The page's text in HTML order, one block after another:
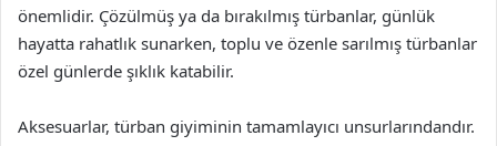
önemlidir. Çözülmüş ya da bırakılmış türbanlar, günlük
hayatta rahatlık sunarken, toplu ve özenle sarılmış türbanlar
özel günlerde şıklık katabilir.
Aksesuarlar, türban giyiminin tamamlayıcı unsurlarındandır.